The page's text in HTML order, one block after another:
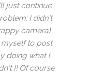
just continue
I didn't
camera)
to post
doing what I
I! Of course